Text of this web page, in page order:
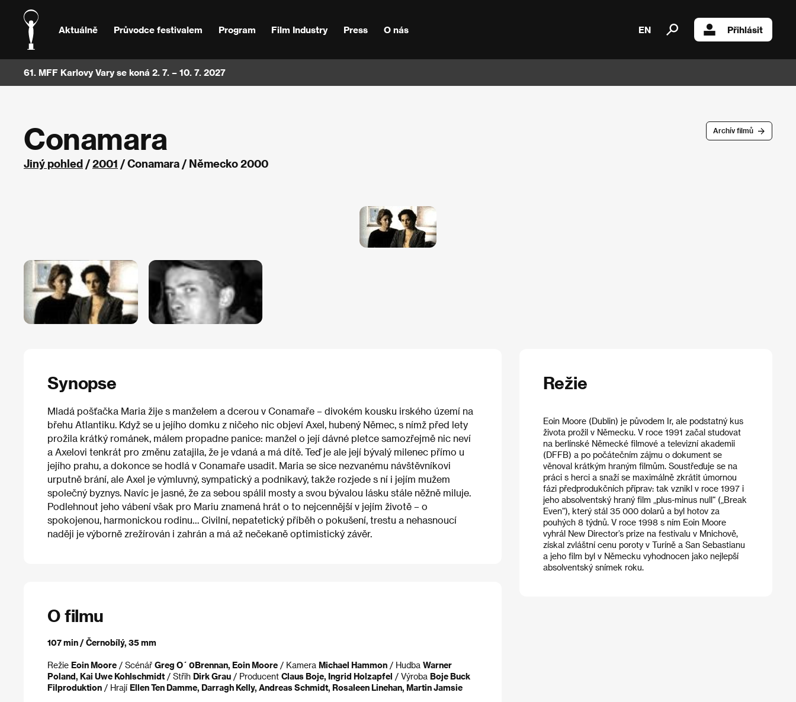
Aktuálně Průvodce festivalem Program Film Industry Press O nás EN Přihlásit
61. MFF Karlovy Vary se koná 2. 7. – 10. 7. 2027
Archív filmů
Conamara
Jiný pohled /2001 / Conamara / Německo 2000
Synopse
Mladá pošťačka Maria žije s manželem a dcerou v Conamaře – divokém kousku irského území na
břehu Atlantiku. Když se u jejího domku z ničeho nic objeví Axel, hubený Němec, s nímž před lety
prožila krátký románek, málem propadne panice: manžel o její dávné pletce samozřejmě nic neví
a Axelovi tenkrát pro změnu zatajila, že je vdaná a má dítě. Teď je ale její bývalý milenec přímo u
jejího prahu, a dokonce se hodlá v Conamaře usadit. Maria se sice nezvanému návštěvníkovi
urputně brání, ale Axel je výmluvný, sympatický a podnikavý, takže rozjede s ní i jejím mužem
společný byznys. Navíc je jasné, že za sebou spálil mosty a svou bývalou lásku stále něžně miluje.
Podlehnout jeho vábení však pro Mariu znamená hrát o to nejcennější v jejím životě – o
spokojenou, harmonickou rodinu… Civilní, nepatetický příběh o pokušení, trestu a nehasnoucí
naději je výborně zrežírován i zahrán a má až nečekaně optimistický závěr.
O filmu
107 min / Černobílý, 35 mm
Režie Eoin Moore / Scénář Greg O´ 0Brennan, Eoin Moore / Kamera Michael Hammon / Hudba Warner
Poland, Kai Uwe Kohlschmidt / Střih Dirk Grau / Producent Claus Boje, Ingrid Holzapfel / Výroba Boje Buck
Filproduktion / Hrají Ellen Ten Damme, Darragh Kelly, Andreas Schmidt, Rosaleen Linehan, Martin Jamsie
Režie
Eoin Moore (Dublin) je původem Ir, ale podstatný kus
života prožil v Německu. V roce 1991 začal studovat
na berlínské Německé filmové a televizní akademii
(DFFB) a po počátečním zájmu o dokument se
věnoval krátkým hraným filmům. Soustřeďuje se na
práci s herci a snaží se maximálně zkrátit úmornou
fázi předprodukčních příprav: tak vznikl v roce 1997 i
jeho absolventský hraný film „plus-minus null“ („Break
Even“), který stál 35 000 dolarů a byl hotov za
pouhých 8 týdnů. V roce 1998 s ním Eoin Moore
vyhrál New Director’s prize na festivalu v Mnichově,
získal zvláštní cenu poroty v Turíně a San Sebastianu
a jeho film byl v Německu vyhodnocen jako nejlepší
absolventský snímek roku.